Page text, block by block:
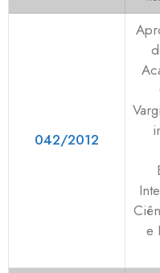
042/2012
e